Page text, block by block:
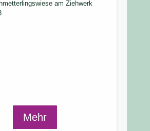
am Ziehwerk
Mehr